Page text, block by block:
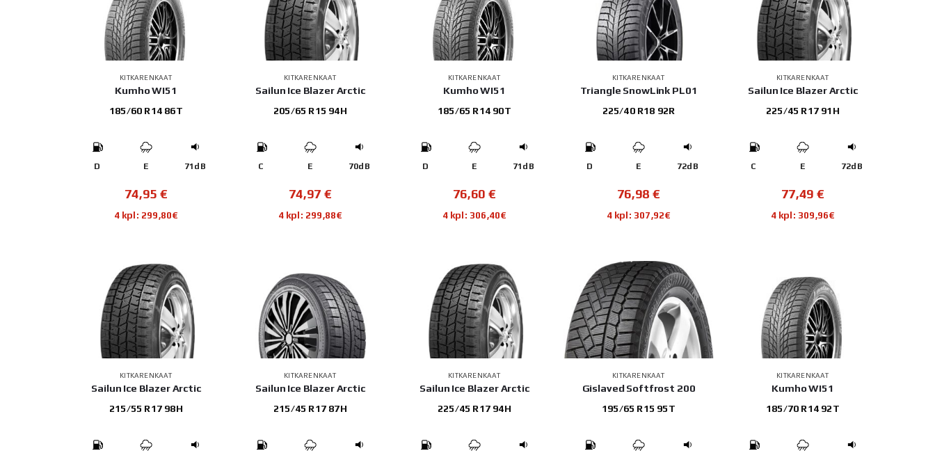
KITKARENKAAT
Kumho WI51
185/60 R14 86T
D E 71dB
74,95 €
4 kpl: 299,80€
KITKARENKAAT
Sailun Ice Blazer Arctic
205/65 R15 94H
C E 70dB
74,97 €
4 kpl: 299,88€
KITKARENKAAT
Kumho WI51
185/65 R14 90T
D E 71dB
76,60 €
4 kpl: 306,40€
KITKARENKAAT
Triangle SnowLink PL01
225/40 R18 92R
D E 72dB
76,98 €
4 kpl: 307,92€
KITKARENKAAT
Sailun Ice Blazer Arctic
225/45 R17 91H
C E 72dB
77,49 €
4 kpl: 309,96€
KITKARENKAAT
Sailun Ice Blazer Arctic
215/55 R17 98H
KITKARENKAAT
Sailun Ice Blazer Arctic
215/45 R17 87H
KITKARENKAAT
Sailun Ice Blazer Arctic
225/45 R17 94H
KITKARENKAAT
Gislaved Softfrost 200
195/65 R15 95T
KITKARENKAAT
Kumho WI51
185/70 R14 92T